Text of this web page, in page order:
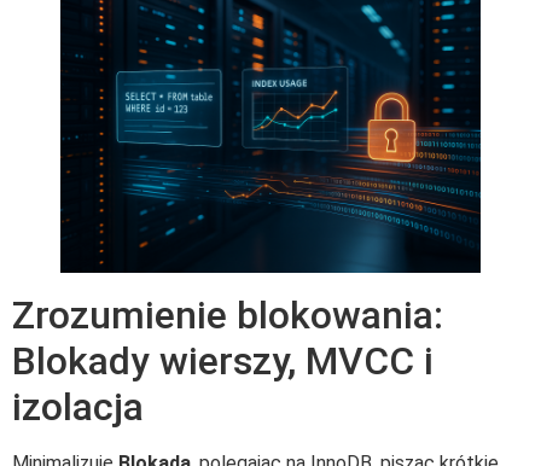
Zrozumienie blokowania:
Blokady wierszy, MVCC i
izolacja